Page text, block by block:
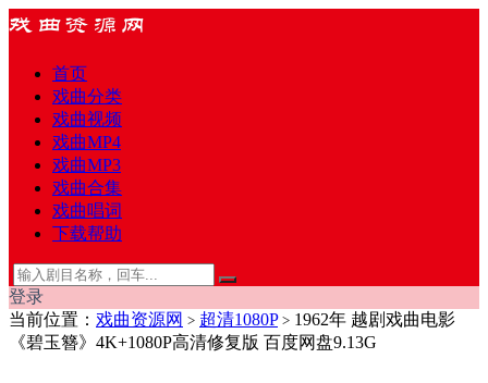
首页
戏曲分类
戏曲视频
戏曲MP4
戏曲MP3
戏曲合集
戏曲唱词
下载帮助
登录
当前位置： 戏曲资源网 > 超清1080P > 1962年 越剧戏曲电影
《碧玉簪》4K+1080P高清修复版 百度网盘9.13G